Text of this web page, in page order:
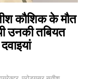
कौशिक के मौत
उनकी तबियत